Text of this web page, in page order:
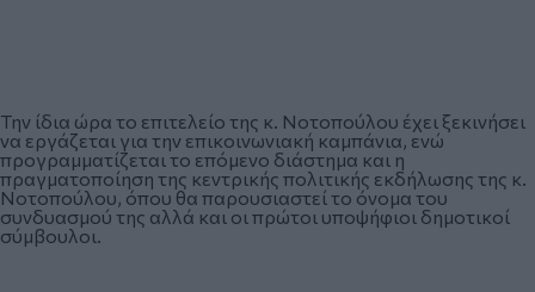
Την ίδια ώρα το επιτελείο της κ. Νοτοπούλου έχει ξεκινήσει
να εργάζεται για την επικοινωνιακή καμπάνια, ενώ
προγραμματίζεται το επόμενο διάστημα και η
πραγματοποίηση της κεντρικής πολιτικής εκδήλωσης της κ.
Νοτοπούλου, όπου θα παρουσιαστεί το όνομα του
συνδυασμού της αλλά και οι πρώτοι υποψήφιοι δημοτικοί
σύμβουλοι.